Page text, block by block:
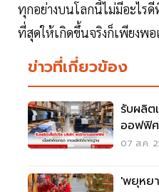
ทุกอย่างบนโลกนี้ไม่มีอะไร
ที่สุดให้เกิดขึ้นจริงก็เพียงพ
ข่าวที่เกี่ยวข้อง
รับผลิต
ออฟฟิ
ได้มาต
07 ส.ค.
'พยุหย